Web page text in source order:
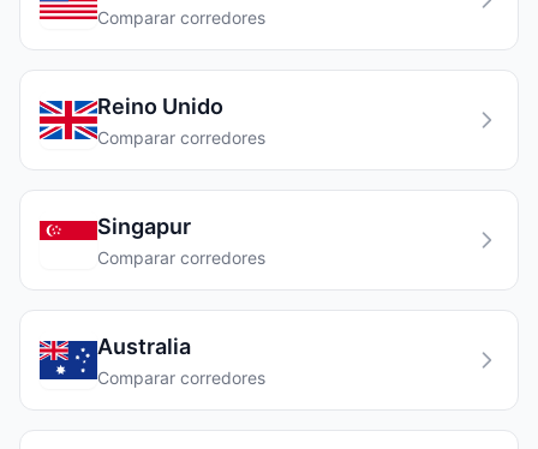
Comparar corredores
Reino Unido
Comparar corredores
Singapur
Comparar corredores
Australia
Comparar corredores